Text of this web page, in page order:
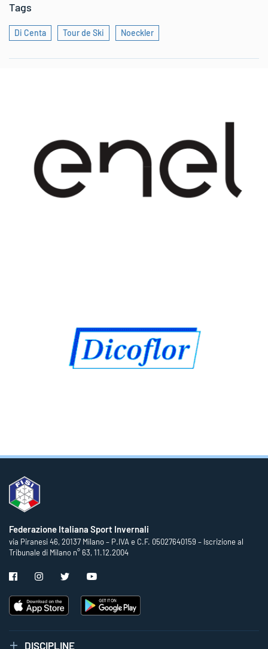
Tags
Di Centa Tour de Ski Noeckler
Federazione Italiana Sport Invernali
via Piranesi 46, 20137 Milano – P.IVA e C.F. 05027640159 – Iscrizione al
Tribunale di Milano n° 63, 11.12.2004
DISCIPLINE